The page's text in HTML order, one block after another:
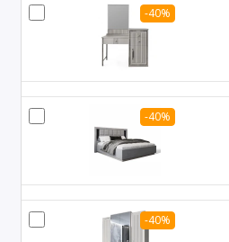
-40%
-40%
-40%